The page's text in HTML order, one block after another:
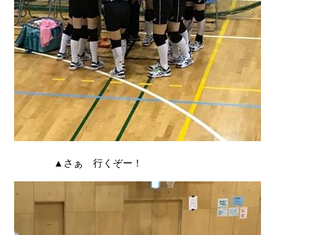
▲さぁ 行くぞー！